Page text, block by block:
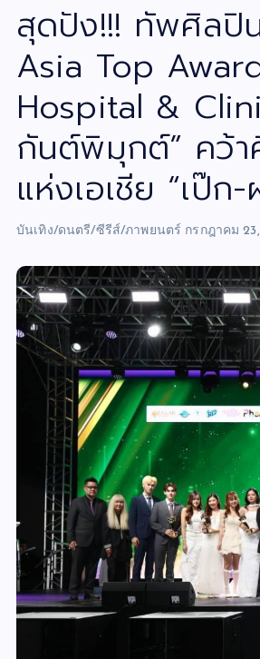
สุดปัง!!! ทัพศิลปิ
Asia Top
Hospital &
กันต์พิมุกต์” คว้า
แห่งเอเชีย “เป๊
บันเทิง/ดนตรี/ซีรีส์/ภาพยนตร์ กรกฎาคม